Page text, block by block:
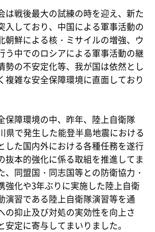
は戦後最大の試練の時を迎え、新た
入しており、中国による軍事活動の
朝鮮による核・ミサイルの増強、ウ
う中でのロシアによる軍事活動の継
勢の不安定化等、我が国は依然とし
複雑な安全保障環境に直面しており
保障環境の中、昨年、陸上自衛隊
県で発生した能登半島地震における
した国内外における各種任務を遂行
抜本的強化に係る取組を推進してま
、同盟国・同志国等との防衛協力・
強化や3年ぶりに実施した陸上自衛
演習である陸上自衛隊演習等を通
の抑止及び対処の実効性を向上さ
定に寄与してまいりました。